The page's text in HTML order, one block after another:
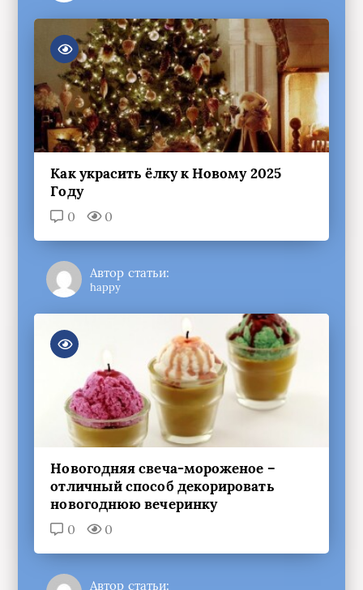
Как украсить ёлку к Новому 2025
Году
0 0
Автор статьи:
happy
Новогодняя свеча-мороженое –
отличный способ декорировать
новогоднюю вечеринку
0 0
Автор статьи: